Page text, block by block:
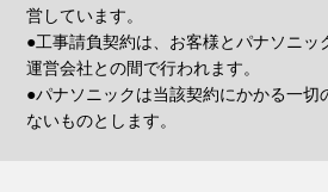
営しています。
●工事請負契約は、お客様とパナソニッ
運営会社との間で行われます。
●パナソニックは当該契約にかかる一切
ないものとします。